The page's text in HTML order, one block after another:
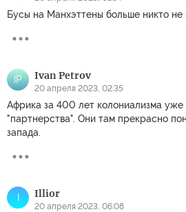
Бусы на Манхэттены больше никто не
IP Ivan Petrov
20 апреля 2023, 02:35
Африка за 400 лет колониализма уже
"партнерства". Они там прекрасно
запада.
I Illior
20 апреля 2023, 06:08